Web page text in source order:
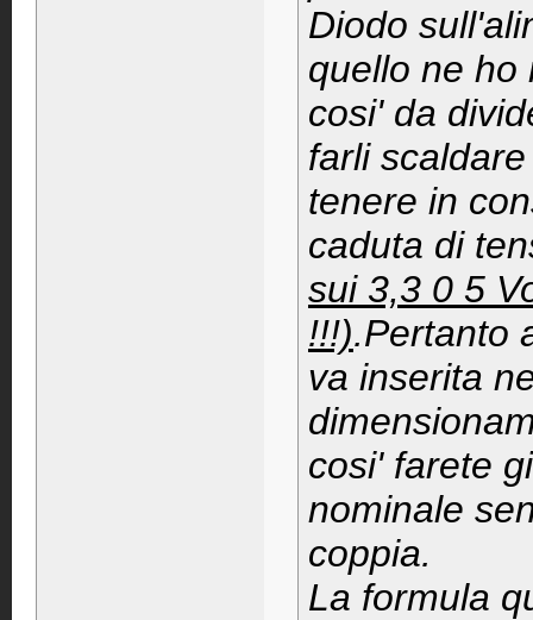
Diodo
quello ne ho
cosi' da
farli
tenere in
caduta di
sui 3,3 0 5
!!!).Pertanto
va inserita
cosi' farete
nominale
coppia.
La formula